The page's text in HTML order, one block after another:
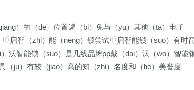
）的（de）位置避（bi）免与（yu）其他（ta）电子
启智（zhi）能（neng）锁尝试重启智能锁（suo）有时
沃智能锁（suo）是几线品牌pp戴（dai）沃（wo）智能
（ju）有较（jiao）高的知（zhi）名度和（he）美誉度